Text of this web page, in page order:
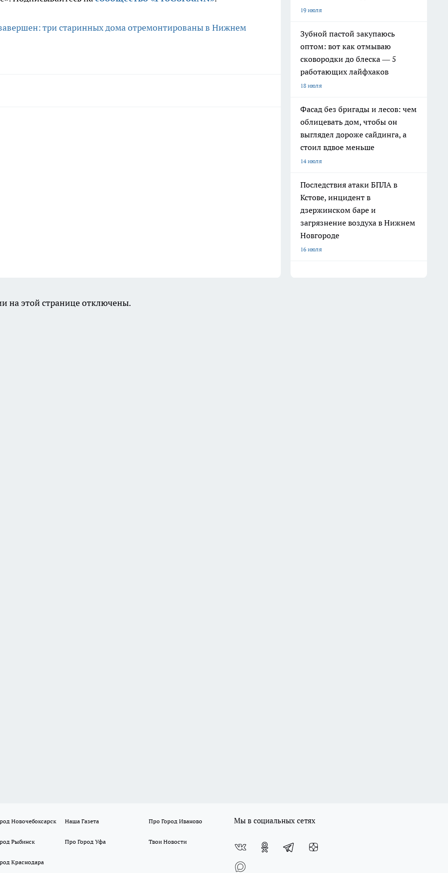
три старинных дома отремонтированы в Нижнем
19 июля
Зубной пастой закупаюсь
оптом: вот как отмываю
сковородки до блеска — 5
работающих лайфхаков
18 июля
Фасад без бригады и лесов: чем
облицевать дом, чтобы он
выглядел дороже сайдинга, а
стоил вдвое меньше
14 июля
Последствия атаки БПЛА в
Кстове, инцидент в
дзержинском баре и
загрязнение воздуха в Нижнем
Новгороде
16 июля
на этой странице отключены.
Новочебоксарск Наша Газета Про Город Иваново
Рыбинск Про Город Уфа Твои Новости
Краснодара
Мы в социальных сетях